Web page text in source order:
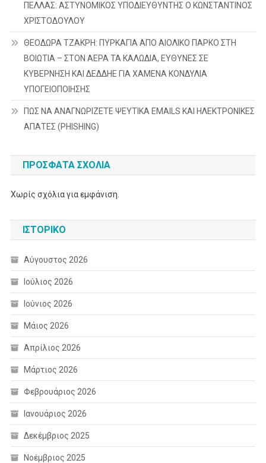
ΠΕΛΛΑΣ: ΑΣΤΥΝΟΜΙΚΟΣ ΥΠΟΔΙΕΥΘΥΝΤΗΣ Ο ΚΩΝΣΤΑΝΤΙΝΟΣ
ΧΡΙΣΤΟΔΟΥΛΟΥ
ΘΕΟΔΩΡΑ ΤΖΑΚΡΗ: ΠΥΡΚΑΓΙΑ ΑΠΟ ΑΙΟΛΙΚΟ ΠΑΡΚΟ ΣΤΗ
ΒΟΙΩΤΙΑ – ΣΤΟΝ ΑΕΡΑ ΤΑ ΚΑΛΩΔΙΑ, ΕΥΘΥΝΕΣ ΣΕ
ΚΥΒΕΡΝΗΣΗ ΚΑΙ ΔΕΔΔΗΕ ΓΙΑ ΧΑΜΕΝΑ ΚΟΝΔΥΛΙΑ
ΥΠΟΓΕΙΟΠΟΙΗΣΗΣ
ΠΩΣ ΝΑ ΑΝΑΓΝΩΡΙΖΕΤΕ ΨΕΥΤΙΚΑ EMAILS ΚΑΙ ΗΛΕΚΤΡΟΝΙΚΕΣ
ΑΠΑΤΕΣ (PHISHING)
ΠΡΌΣΦΑΤΑ ΣΧΌΛΙΑ
Χωρίς σχόλια για εμφάνιση.
ΙΣΤΟΡΙΚΌ
Αύγουστος 2026
Ιούλιος 2026
Ιούνιος 2026
Μάιος 2026
Απρίλιος 2026
Μάρτιος 2026
Φεβρουάριος 2026
Ιανουάριος 2026
Δεκέμβριος 2025
Νοέμβριος 2025